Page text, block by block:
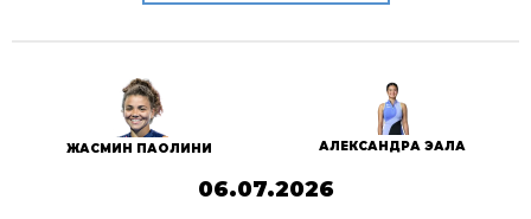
ЖАСМИН ПАОЛИНИ АЛЕКСАНДРА ЭАЛА
06.07.2026